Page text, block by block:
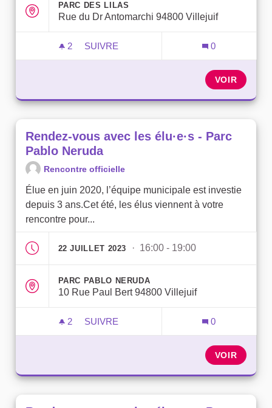
PARC DES LILAS
Rue du Dr Antomarchi 94800 Villejuif
2 2 ABONNÉS
SUIVRE
0
VOIR
Rendez-vous avec les élu·e·s - Parc
Pablo Neruda
Rencontre officielle
Élue en juin 2020, l’équipe municipale est investie
depuis 3 ans.Cet été, les élus viennent à votre
rencontre pour...
22 JUILLET 2023 · 16:00 - 19:00
PARC PABLO NERUDA
10 Rue Paul Bert 94800 Villejuif
2 2 ABONNÉS
SUIVRE
0
VOIR